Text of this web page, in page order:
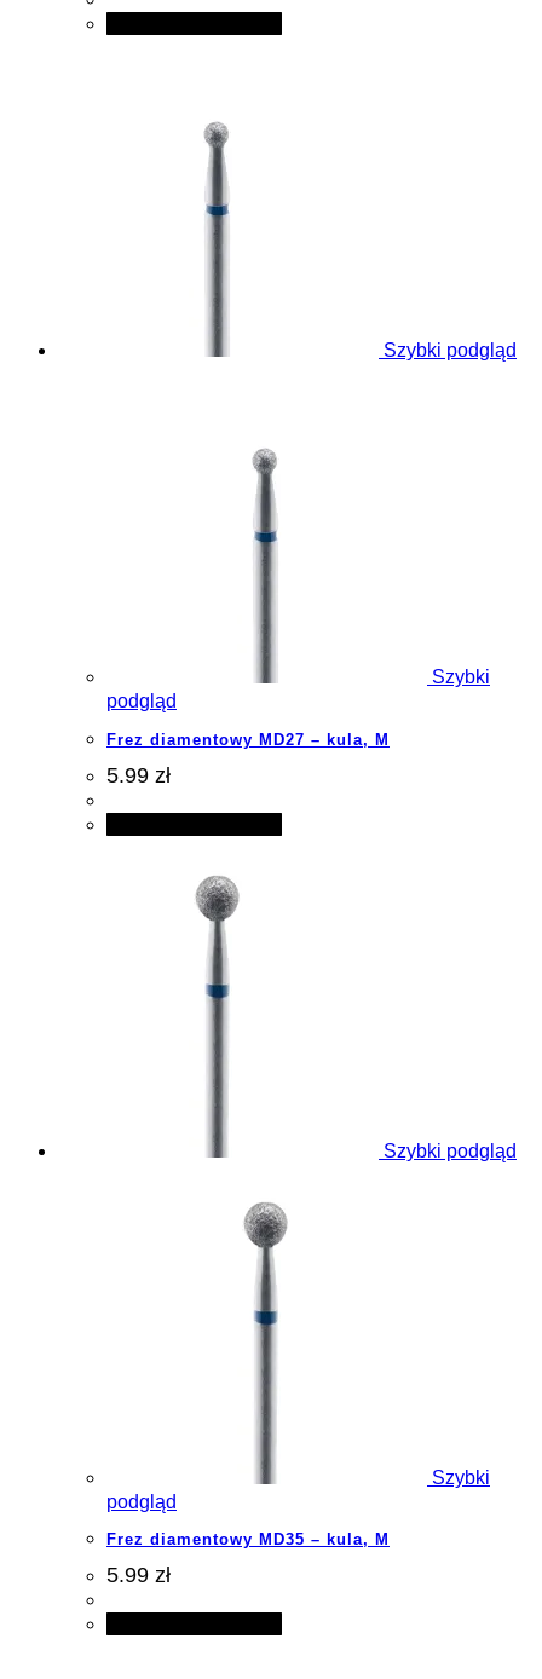
Szybki podgląd
Szybki
podgląd
Frez diamentowy MD27 – kula, M
5.99 zł
Szybki podgląd
Szybki
podgląd
Frez diamentowy MD35 – kula, M
5.99 zł